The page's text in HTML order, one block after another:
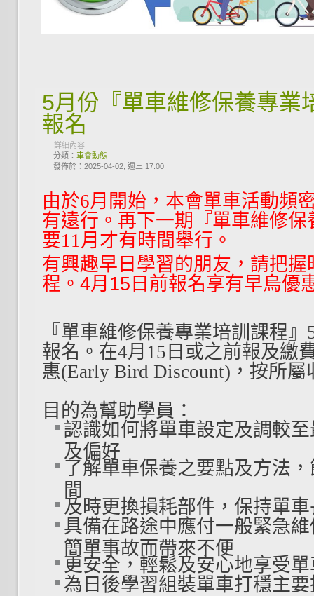
5月份『單車維修保養專業
報名
詳細內容
分類： 車會動態
發佈於：2025-04-02, 週三 17:00
由於6月開始，本會單車活動頻
有遠行。再下一期『單車維修
要11月才有時間舉行。
有興趣早日學習的朋友，請把
程。 4月15日前報名享有早烏優
『單車維修保養專業培訓課程
報名。在4月15日或之前報及繳
惠(Early Bird Discount)，按所
目的為幫助學員：
認識如何將單車設定及調較
及偏好
了解單車保養之要點及方法
間
及時更換損耗部件，保持單
具備在路途中應付一般緊急
簡單事故而帶來不便
更安全，輕鬆及安心地享受
為日後學習組裝單車打穩主